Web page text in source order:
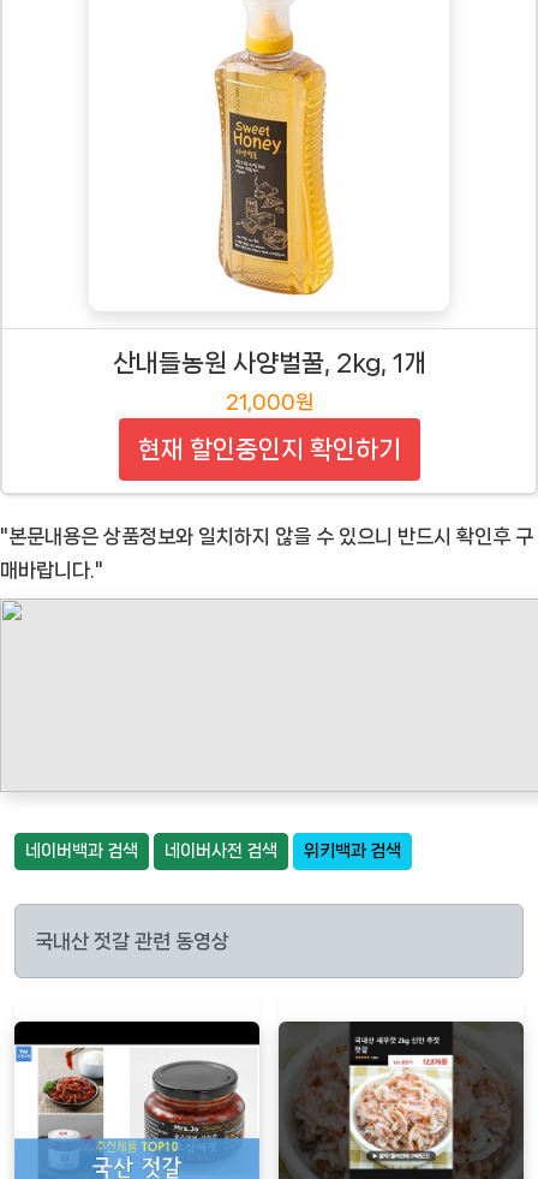
산내들농원 사양벌꿀, 2kg, 1개
21,000원
현재 할인중인지 확인하기
"본문내용은 상품정보와 일치하지 않을 수 있으니 반드시 확인후 구
매바랍니다."
네이버백과 검색 네이버사전 검색 위키백과 검색
국내산 젓갈 관련 동영상